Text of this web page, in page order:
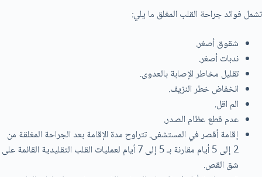
تشمل فوائد جراحة القلب المغلق ما يلي:
شقوق أصغر.
ندبات أصغر.
تقليل مخاطر الإصابة بالعدوی.
انخفاض خطر النزيف.
الم اقل.
عدم قطع عظام الصدر.
إقامة أقصر في المستشفى. تتراوح مدة الإقامة بعد الجراحة المغلقة من
2 إلى 5 أيام مقارنة بـ 5 إلى 7 أيام لعمليات القلب التقليدية القائمة على
شق القص.